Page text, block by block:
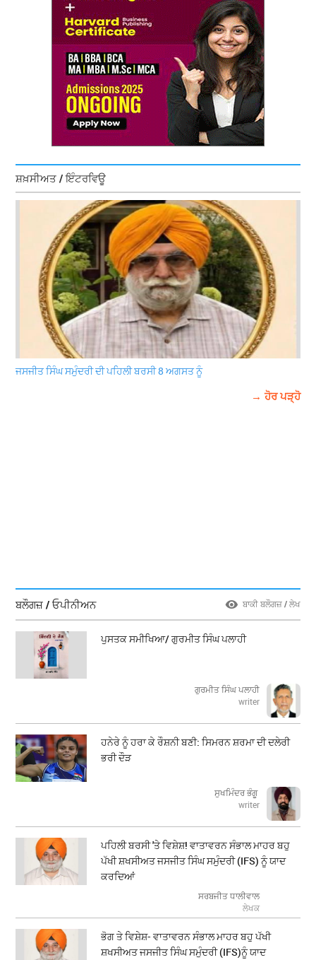
ਸ਼ਖ਼ਸੀਅਤ / ਇੰਟਰਵਿਊ
ਜਸਜੀਤ ਸਿੰਘ ਸਮੁੰਦਰੀ ਦੀ ਪਹਿਲੀ ਬਰਸੀ 8 ਅਗਸਤ ਨੂੰ
→ ਹੋਰ ਪੜ੍ਹੋ
ਬਲੌਗਜ਼ / ਓਪੀਨੀਅਨ ਬਾਕੀ ਬਲੌਗਜ਼ / ਲੇਖ
ਪੁਸਤਕ ਸਮੀਖਿਆ/ ਗੁਰਮੀਤ ਸਿੰਘ ਪਲਾਹੀ
ਗੁਰਮੀਤ ਸਿੰਘ ਪਲਾਹੀ
writer
ਹਨੇਰੇ ਨੂੰ ਹਰਾ ਕੇ ਰੌਸ਼ਨੀ ਬਣੀ: ਸਿਮਰਨ ਸ਼ਰਮਾ ਦੀ ਦਲੇਰੀ
ਭਰੀ ਦੌੜ
ਸੁਖਮਿੰਦਰ ਭੰਗੂ
writer
ਪਹਿਲੀ ਬਰਸੀ 'ਤੇ ਵਿਸ਼ੇਸ਼! ਵਾਤਾਵਰਨ ਸੰਭਾਲ ਮਾਹਰ ਬਹੁ
ਪੱਖੀ ਸ਼ਖਸੀਅਤ ਜਸਜੀਤ ਸਿੰਘ ਸਮੁੰਦਰੀ (IFS) ਨੂੰ ਯਾਦ
ਕਰਦਿਆਂ
ਸਰਬਜੀਤ ਧਾਲੀਵਾਲ
ਲੇਖਕ
ਭੋਗ ਤੇ ਵਿਸ਼ੇਸ਼- ਵਾਤਾਵਰਨ ਸੰਭਾਲ ਮਾਹਰ ਬਹੁ ਪੱਖੀ
ਸ਼ਖਸੀਅਤ ਜਸਜੀਤ ਸਿੰਘ ਸਮੁੰਦਰੀ (IFS)ਨੂੰ ਯਾਦ